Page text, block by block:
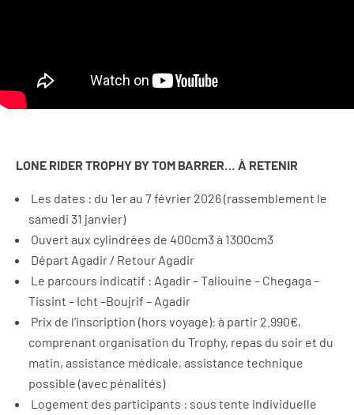
LONE RIDER TROPHY BY TOM BARRER… À RETENIR
Les dates : du 1er au 7 février 2026 (rassemblement le
samedi 31 janvier)
Ouvert aux cylindrées de 400cm3 à 1300cm3
Départ Agadir / Retour Agadir
Le parcours indicatif : Agadir – Taliouine – Chegaga –
Tissint – Icht –Boujrif – Agadir
Prix de l’inscription (hors voyage): à partir 2.990€,
comprenant organisation du Trophy, repas du soir et du
matin, assistance médicale, assistance technique
possible (avec pénalités)
Logement des participants : sous tente individuelle